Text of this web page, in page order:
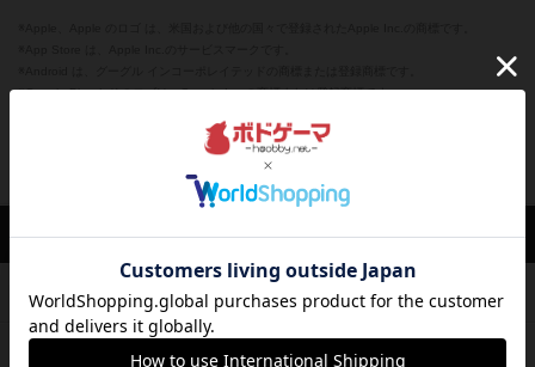
※Google Play とそのロゴは、Google Inc.の商標または登録商標です。
ボドとも一覧 舞夢 マイボードゲーム
閉じる
ボードゲームのプレイ履歴を記録し
て、
自分のデータを管理しませんか？
約75,000人がボドゲーマを利用中！
ボドゲーマTOP
ボードゲームを検索する
ボードゲームの新着レビュー